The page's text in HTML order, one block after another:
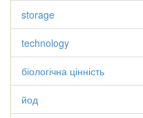
storage
technology
біологічна цінність
йод